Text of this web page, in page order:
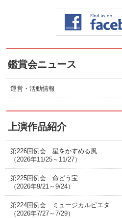
鑑賞会ニュース
運営・活動情報
上演作品紹介
第226回例会 星をかすめる風
（2026年11/25～11/27）
第225回例会 命どう宝
（2026年9/21～9/24）
第224回例会 ミュージカルピエタ
（2026年7/27～7/29）